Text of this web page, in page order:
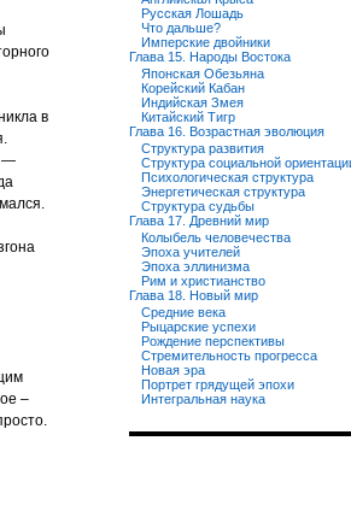
в
—
–
Русская Лошадь
Что дальше?
Имперские двойники
Глава 15. Народы Востока
Японская Обезьяна
Корейский Кабан
Индийская Змея
Китайский Тигр
Глава 16. Возрастная эволюция
Структура развития
Структура социальной
Психологическая структура
Энергетическая структура
Структура судьбы
Глава 17. Древний мир
Колыбель человечества
Эпоха учителей
Эпоха эллинизма
Рим и христианство
Глава 18. Новый мир
Средние века
Рыцарские успехи
Рождение перспективы
Стремительность прогресса
Новая эра
Портрет грядущей эпохи
Интегральная наука